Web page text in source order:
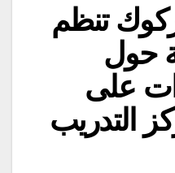
تنظم
حول
على
التدريب